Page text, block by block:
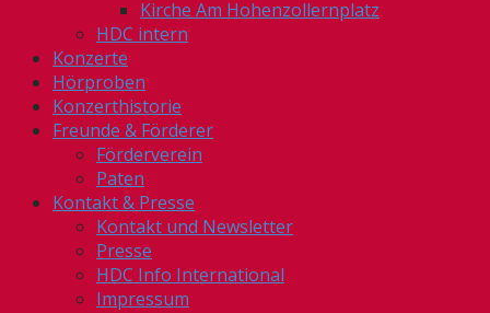
Kirche Am Hohenzollernplatz
HDC intern
Konzerte
Hörproben
Konzerthistorie
Freunde & Förderer
Förderverein
Paten
Kontakt & Presse
Kontakt und Newsletter
Presse
HDC Info International
Impressum